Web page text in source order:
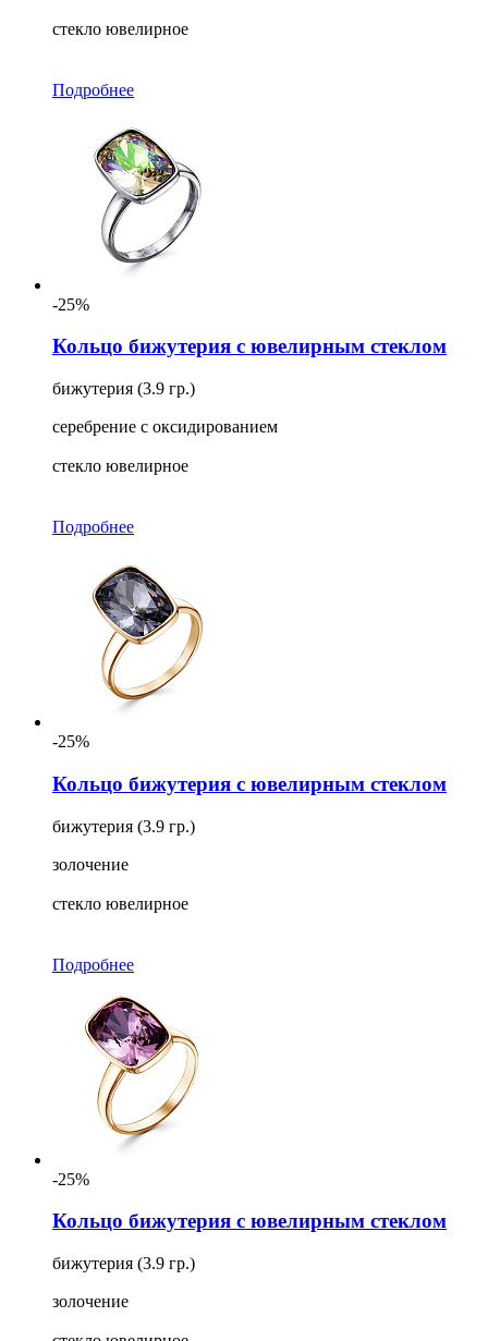
стекло ювелирное
Подробнее
-25%
Кольцо бижутерия с ювелирным стеклом
бижутерия (3.9 гр.)
серебрение с оксидированием
стекло ювелирное
Подробнее
-25%
Кольцо бижутерия с ювелирным стеклом
бижутерия (3.9 гр.)
золочение
стекло ювелирное
Подробнее
-25%
Кольцо бижутерия с ювелирным стеклом
бижутерия (3.9 гр.)
золочение